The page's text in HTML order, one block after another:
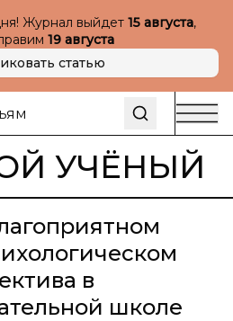
Журнал выйдет 15 августа,
19 августа
статью
УЧЁНЫЙ
в
школе